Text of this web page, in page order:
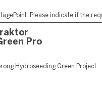
Please indicate if the
Pro
Hydroseeding Green Project